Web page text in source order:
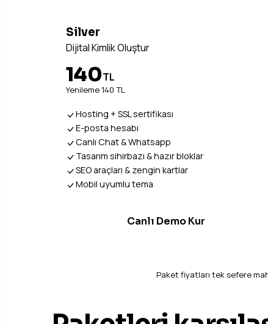
Silver
Dijital Kimlik Oluştur
140TL
Yenileme 140 TL
Hosting + SSL sertifikası
E-posta hesabı
Canlı Chat & Whatsapp
Tasarım sihirbazı & hazır bloklar
SEO araçları & zengin kartlar
Mobil uyumlu tema
Canlı Demo Kur
Paket fiyatları tek sefere